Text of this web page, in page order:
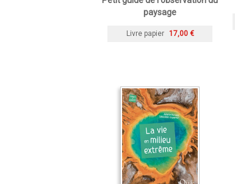
paysage
Livre papier 17,00 €